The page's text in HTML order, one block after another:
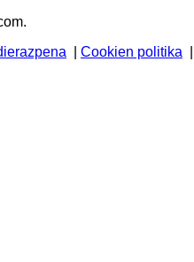
Cookien politika